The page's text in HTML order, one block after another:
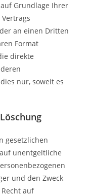
Grundlage Ihrer
an einen Dritten
Format
direkte
nur, soweit es
gesetzlichen
unentgeltliche
und den Zweck
auf